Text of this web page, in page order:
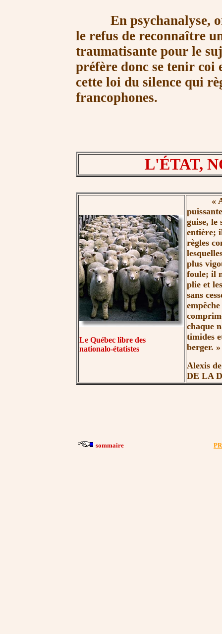
En psychanalyse, on
le refus de reconnaître
traumatisante pour le
préfère donc se tenir coi
cette loi du silence qui
francophones.
L'ÉTAT,
Le Québec libre des
nationalo-étatistes
«
guise, le
entière;
règles
plus
foule; il
plie et
sans
chaque
timides
berger. »
Alexis
DE LA
sommaire